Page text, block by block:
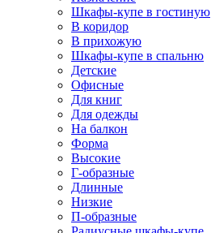
Шкафы-купе в гостиную
В коридор
В прихожую
Шкафы-купе в спальню
Детские
Офисные
Для книг
Для одежды
На балкон
Форма
Высокие
Г-образные
Длинные
Низкие
П-образные